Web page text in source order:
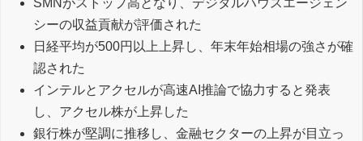
SMNがストップ高となり、デジタルハウスエージェン
シーの収益貢献が評価された
日経平均が500円以上上昇し、年末年始相場の強さが確
認された
インテルとアクセルが高速AI推論で協力すると発表
し、アクセル株が上昇した
銀行株が堅調に推移し、金融セクターの上昇が目立っ